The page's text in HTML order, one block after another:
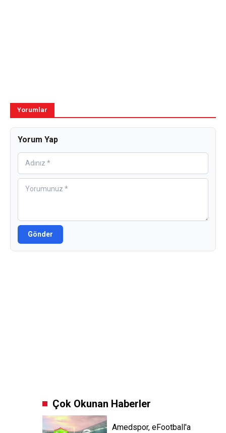
Yorumlar
Yorum Yap
Gönder
Çok Okunan Haberler
Amedspor, eFootball'a